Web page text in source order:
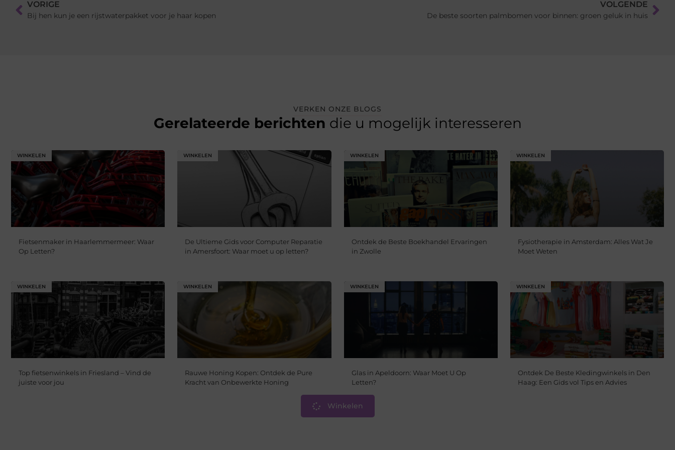
VORIGE
Bij hen kun je een rijstwaterpakket voor je haar kopen
VOLGENDE
De beste soorten palmbomen voor binnen: groen geluk in huis
VERKEN ONZE BLOGS
Gerelateerde berichten die u mogelijk interesseren
WINKELEN
Fietsenmaker in Haarlemmermeer: Waar
Op Letten?
WINKELEN
De Ultieme Gids voor Computer Reparatie
in Amersfoort: Waar moet u op letten?
WINKELEN
Ontdek de Beste Boekhandel Ervaringen
in Zwolle
WINKELEN
Fysiotherapie in Amsterdam: Alles Wat Je
Moet Weten
WINKELEN
Top fietsenwinkels in Friesland – Vind de
juiste voor jou
WINKELEN
Rauwe Honing Kopen: Ontdek de Pure
Kracht van Onbewerkte Honing
WINKELEN
Glas in Apeldoorn: Waar Moet U Op
Letten?
WINKELEN
Ontdek De Beste Kledingwinkels in Den
Haag: Een Gids vol Tips en Advies
Winkelen